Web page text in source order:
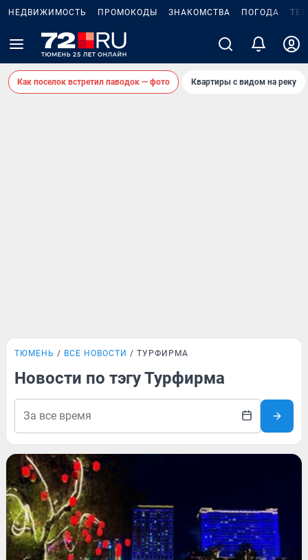
НЕДВИЖИМОСТЬ ПРОМОКОДЫ ЗНАКОМСТВА ПОГОДА
Как поселок встретил паводок — фото Квартиры с видом на реку
ТЮМЕНЬ ВСЕ НОВОСТИ ТУРФИРМА
Новости по тэгу Турфирма